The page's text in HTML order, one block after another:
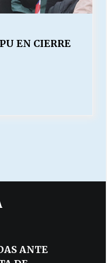
DESPIDOS
EN CIERRE
ANTE